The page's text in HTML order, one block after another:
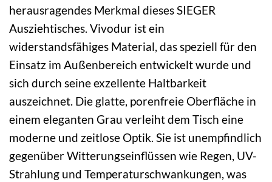
herausragendes Merkmal dieses SIEGER
Ausziehtisches. Vivodur ist ein
widerstandsfähiges Material, das speziell für den
Einsatz im Außenbereich entwickelt wurde und
sich durch seine exzellente Haltbarkeit
auszeichnet. Die glatte, porenfreie Oberfläche in
einem eleganten Grau verleiht dem Tisch eine
moderne und zeitlose Optik. Sie ist unempfindlich
gegenüber Witterungseinflüssen wie Regen, UV-
Strahlung und Temperaturschwankungen, was